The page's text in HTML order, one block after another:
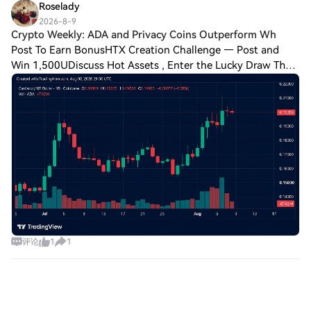
Roselady
2026-8-9
Crypto Weekly: ADA and Privacy Coins Outperform Wh
Post To Earn BonusHTX Creation Challenge — Post and
Win 1,500UDiscuss Hot Assets , Enter the Lucky Draw The
first week of August delivered strong momentum across
the cryptocurrency market, with aggreg
评论 1 1